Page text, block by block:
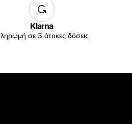
Klarna
σε 3 άτοκες δόσεις